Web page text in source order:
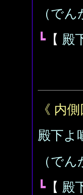
（で
┗ 【 殿
《 内
殿下よ
（で
┗ 【 殿